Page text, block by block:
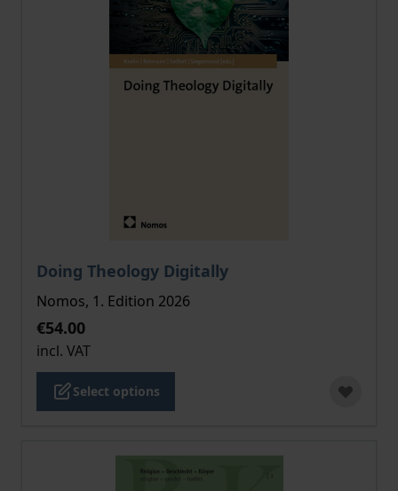
Doing Theology Digitally
The price depends on the options chosen on the
Nomos, 1. Edition 2026
€54.00
incl. VAT
Select options